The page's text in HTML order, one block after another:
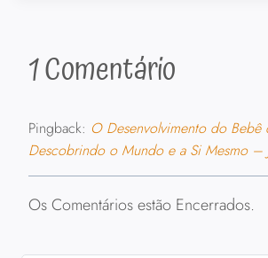
1 Comentário
Pingback: O Desenvolvimento do
Descobrindo o Mundo e a Si Mesmo –
Os Comentários estão Encerrados.